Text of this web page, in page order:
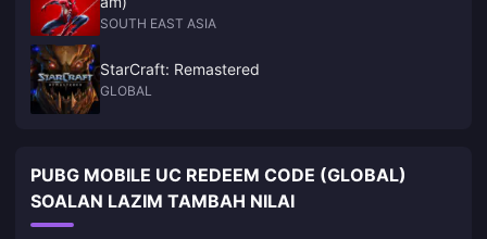
SOUTH EAST ASIA
StarCraft: Remastered
GLOBAL
PUBG MOBILE UC REDEEM CODE (GLOBAL)
SOALAN LAZIM TAMBAH NILAI